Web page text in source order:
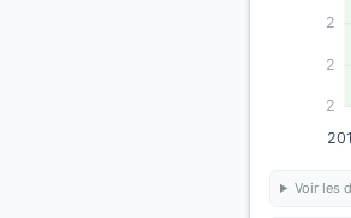
2
2
2
Voir les